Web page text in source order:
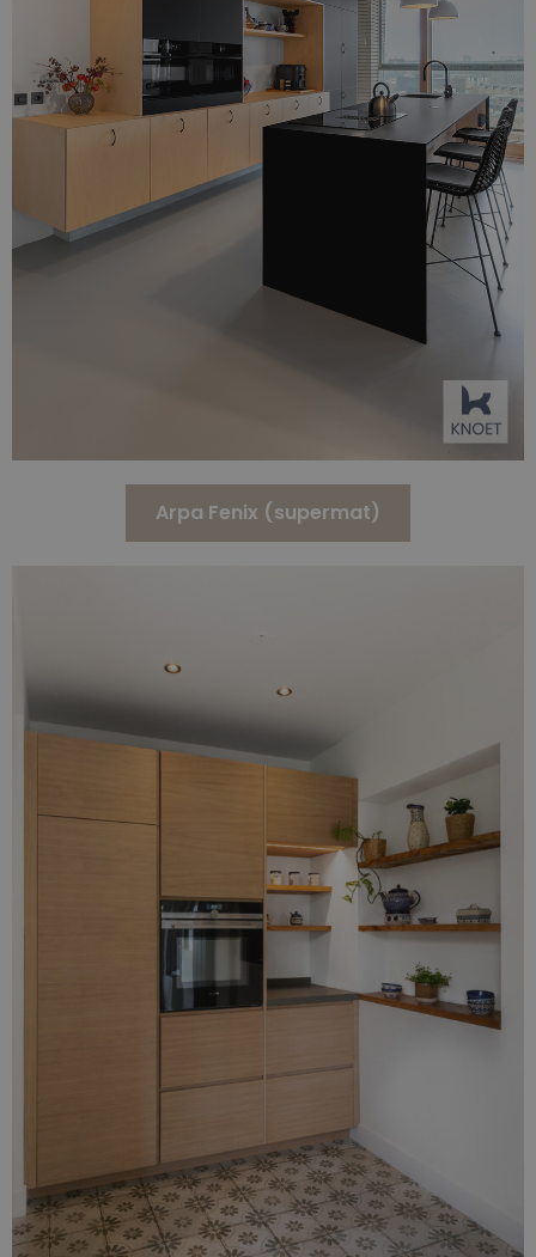
Arpa Fenix (supermat)